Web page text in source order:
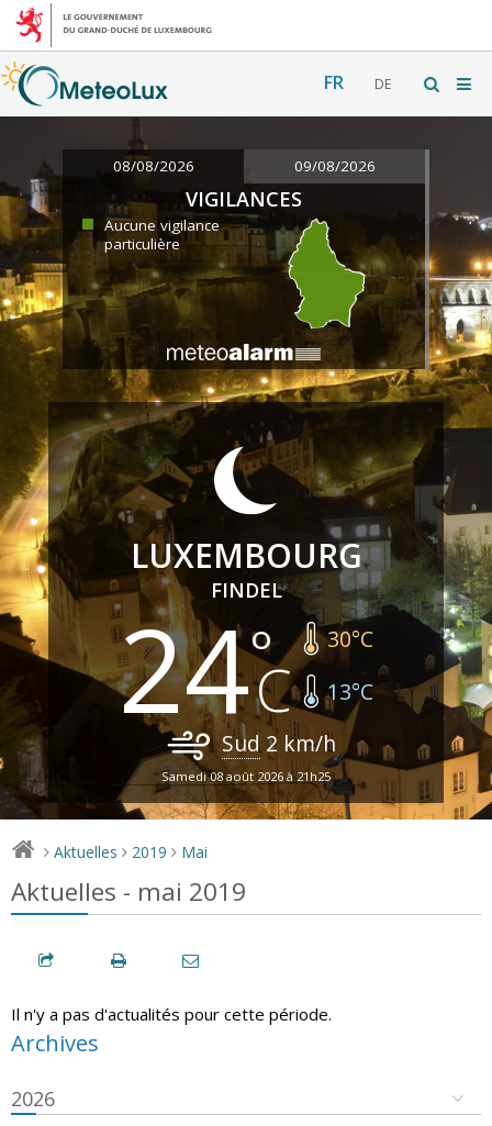
FR DE
08/08/2026 09/08/2026
VIGILANCES
Aucune vigilance
particulière
LUXEMBOURG
FINDEL
24 30°C
13°C
Sud 2 km/h
Samedi 08 août 2026 à 21h25
> Aktuelles > 2019 > Mai
Aktuelles - mai 2019
Il n'y a pas d'actualités pour cette période.
Archives
2026